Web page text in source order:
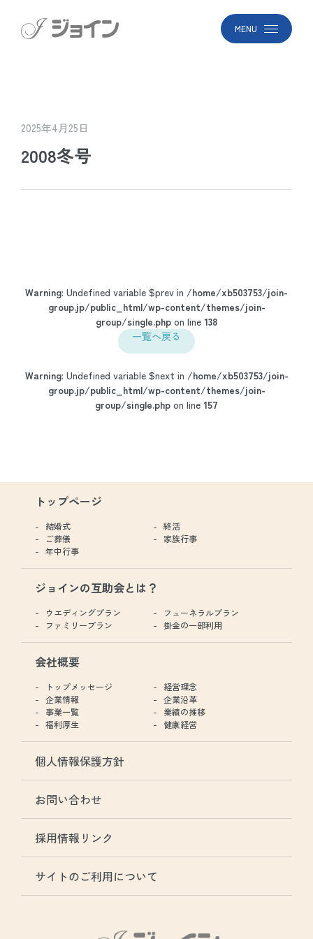
MENU
2025年4月25日
2008冬号
Warning: Undefined variable $prev in /home/xb503753/join-
group.jp/public_html/wp-content/themes/join-
group/single.php on line 138
一覧へ戻る
Warning: Undefined variable $next in /home/xb503753/join-
group.jp/public_html/wp-content/themes/join-
group/single.php on line 157
トップページ
結婚式
終活
ご葬儀
家族行事
年中行事
ジョインの互助会とは？
ウエディングプラン
フューネラルプラン
ファミリープラン
掛金の一部利用
会社概要
トップメッセージ
経営理念
企業情報
企業沿革
事業一覧
業績の推移
福利厚生
健康経営
個人情報保護方針
お問い合わせ
採用情報リンク
サイトのご利用について